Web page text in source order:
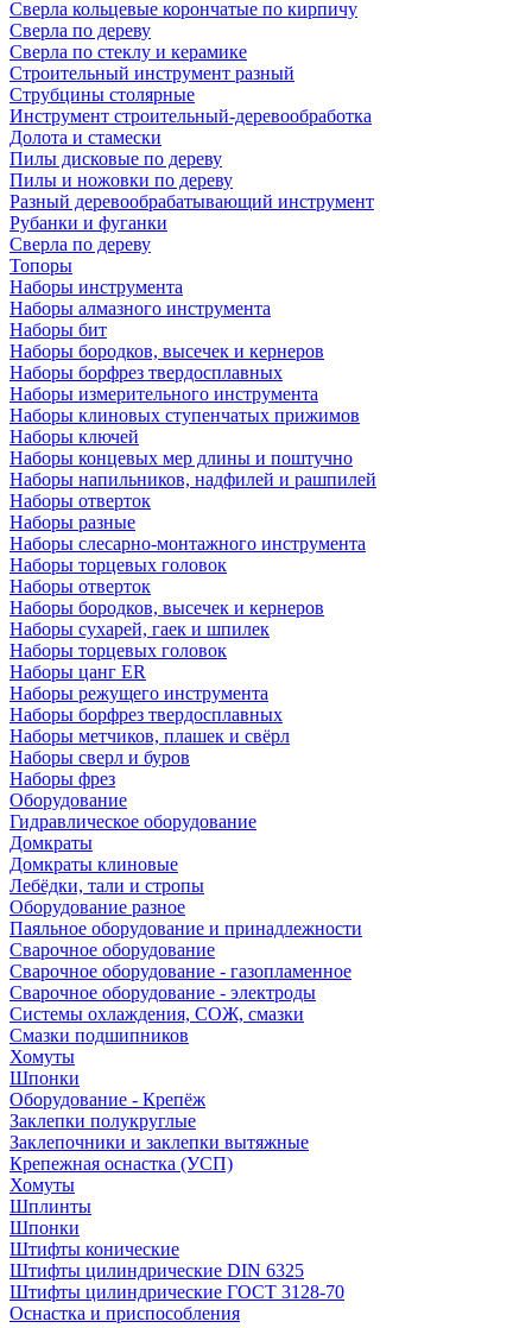
Сверла кольцевые корончатые по кирпичу
Сверла по дереву
Сверла по стеклу и керамике
Строительный инструмент разный
Струбцины столярные
Инструмент строительный-деревообработка
Долота и стамески
Пилы дисковые по дереву
Пилы и ножовки по дереву
Разный деревообрабатывающий инструмент
Рубанки и фуганки
Сверла по дереву
Топоры
Наборы инструмента
Наборы алмазного инструмента
Наборы бит
Наборы бородков, высечек и кернеров
Наборы борфрез твердосплавных
Наборы измерительного инструмента
Наборы клиновых ступенчатых прижимов
Наборы ключей
Наборы концевых мер длины и поштучно
Наборы напильников, надфилей и рашпилей
Наборы отверток
Наборы разные
Наборы слесарно-монтажного инструмента
Наборы торцевых головок
Наборы отверток
Наборы бородков, высечек и кернеров
Наборы сухарей, гаек и шпилек
Наборы торцевых головок
Наборы цанг ER
Наборы режущего инструмента
Наборы борфрез твердосплавных
Наборы метчиков, плашек и свёрл
Наборы сверл и буров
Наборы фрез
Оборудование
Гидравлическое оборудование
Домкраты
Домкраты клиновые
Лебёдки, тали и стропы
Оборудование разное
Паяльное оборудование и принадлежности
Сварочное оборудование
Сварочное оборудование - газопламенное
Сварочное оборудование - электроды
Системы охлаждения, СОЖ, смазки
Смазки подшипников
Хомуты
Шпонки
Оборудование - Крепёж
Заклепки полукруглые
Заклепочники и заклепки вытяжные
Крепежная оснастка (УСП)
Хомуты
Шплинты
Шпонки
Штифты конические
Штифты цилиндрические DIN 6325
Штифты цилиндрические ГОСТ 3128-70
Оснастка и приспособления